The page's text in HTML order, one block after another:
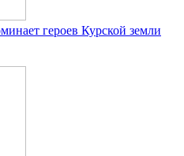
героев Курской земли